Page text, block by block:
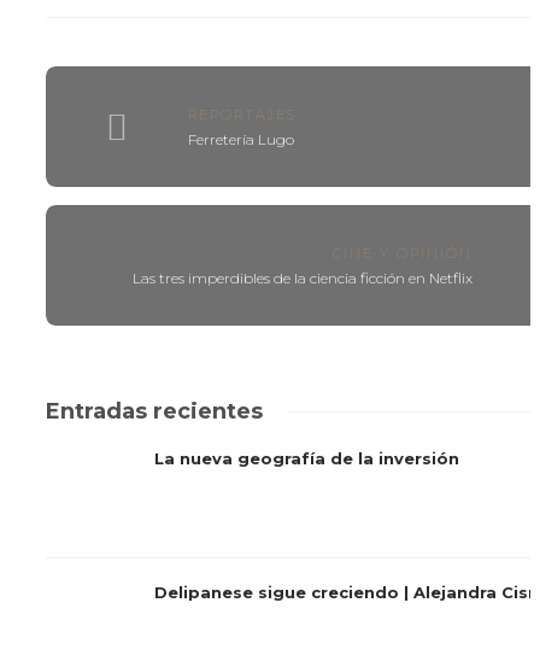
REPORTAJES
Ferretería Lugo
CINE Y OPINIÓN
Las tres imperdibles de la ciencia ficción en Netflix
Entradas recientes
La nueva geografía de la inversión
Delipanese sigue creciendo | Alejandra